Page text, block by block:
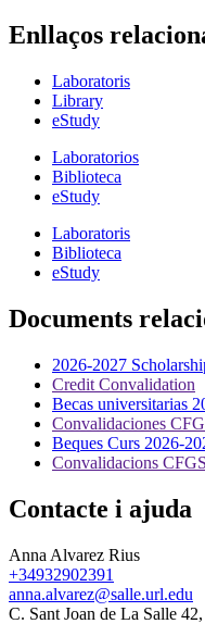
Enllaços
Laboratoris
Library
eStudy
Laboratorios
Biblioteca
eStudy
Laboratoris
Biblioteca
eStudy
Documents
2026-2027
Credit Convalidation
Becas universitarias
Convalidaciones
Beques Curs 2026-
Convalidacions CFGS
Contacte i ajuda
Anna Alvarez Rius
+34932902391
anna.alvarez@salle.url.edu
C. Sant Joan de La Salle